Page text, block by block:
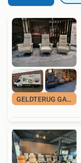
GELDTERUG GARANTIE